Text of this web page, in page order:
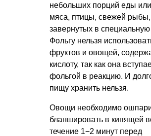
небольших порций еды или
мяса, птицы, свежей рыбы,
завернутых в специальную
Фольгу нельзя
фруктов и овощей,
кислоту, так как она
фольгой в реакцию. И
пищу хранить нельзя.
Овощи необходимо
бланшировать в кипящей
течение 1−2 минут перед